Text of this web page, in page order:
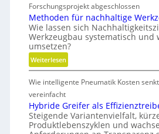
T
w
i
n
b
i
n
t
h
e
N
e
u
a
s
r
i
c
h
k
u
u
m
w
i
d
m
o
b
i
Forschungsprojekt abgeschlossen
Methoden für nachhaltige
Wie lassen sich
Werkzeugbau systematisch und
umsetzen?
Weiterlesen:
M
e
t
h
o
d
Wie intelligente Pneumatik Kosten
vereinfacht
Hybride Greifer als
Steigende Variantenvielfalt,
Produktlebenszyklen und